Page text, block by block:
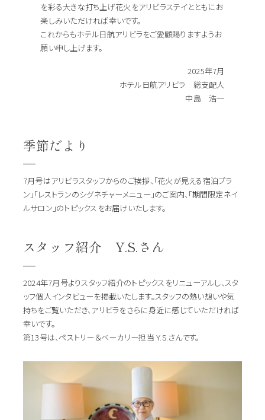
を彩る大きな打ち上げ花火をアリビラステイとともにお
楽しみいただければ幸いです。
これからもホテル日航アリビラをご愛顧賜りますようお
願い申し上げます。
2025年7月
ホテル日航アリビラ 総支配人
中島 浩一
季節だより
7月号はアリビラスタッフからのご挨拶、「花火が見える宿泊プラ
ン」「レストランのシグネチャーメニュー」のご案内、「期間限定ネイ
ルサロン」のトピックスをお届けいたします。
スタッフ紹介 Y.S.さん
2024年7月号よりスタッフ紹介のトピックスをリニューアルし、スタ
ッフ個人インタビューを掲載いたします。スタッフの熱い想いや気
持ちをご覧いただき、アリビラをさらに身近に感じていただければ
幸いです。
第13号は、ペストリー＆ベーカリー担当 Y.S.さんです。